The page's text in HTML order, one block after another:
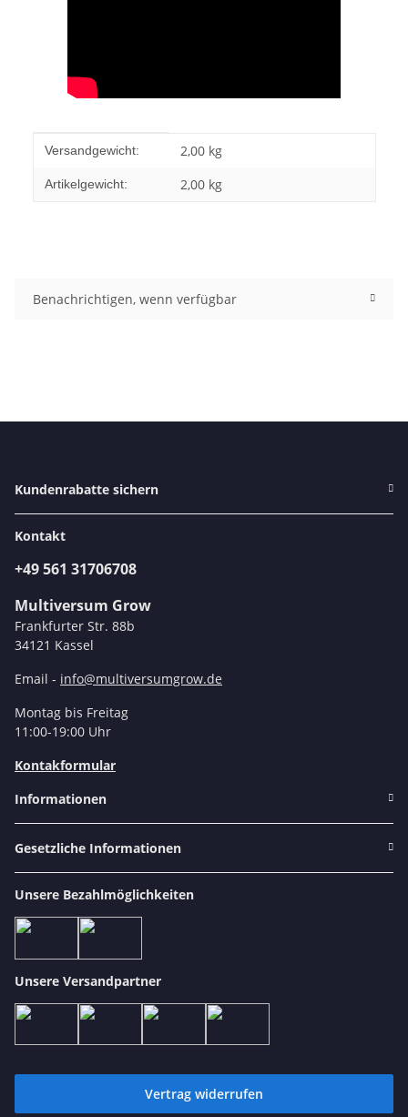
Produkteigenschaft
Wert
Versandgewicht: 2,00 kg
Artikelgewicht: 2,00 kg
Benachrichtigen, wenn verfügbar
Kundenrabatte sichern
Kontakt
+49 561 31706708
Multiversum Grow
Frankfurter Str. 88b
34121 Kassel
Email - info@multiversumgrow.de
Montag bis Freitag
11:00-19:00 Uhr
Kontakformular
Informationen
Gesetzliche Informationen
Unsere Bezahlmöglichkeiten
Unsere Versandpartner
Vertrag widerrufen